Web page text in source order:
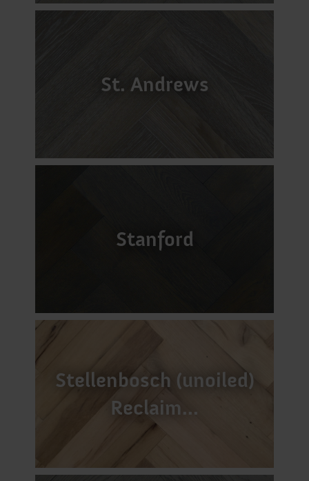
St. Andrews
Stanford
Stellenbosch (unoiled)
Reclaim...